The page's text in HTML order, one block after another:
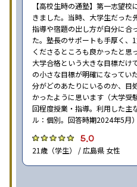
【高校生時の通塾】第一志望校
きました。当時、大学生だった
指導や宿題の出し方が自分に合
た。塾長のサポートも手厚く、
くださるところも良かったと思
大学合格という大きな目標だけ
の小さな目標が明確になってい
分がどのあたりにいるのか、目
かったように思います（大学受
回程度授業・指導。利用した主
ル：個別。回答時期2024年5月）
5.0
21歳（学生） / 広島県 女性